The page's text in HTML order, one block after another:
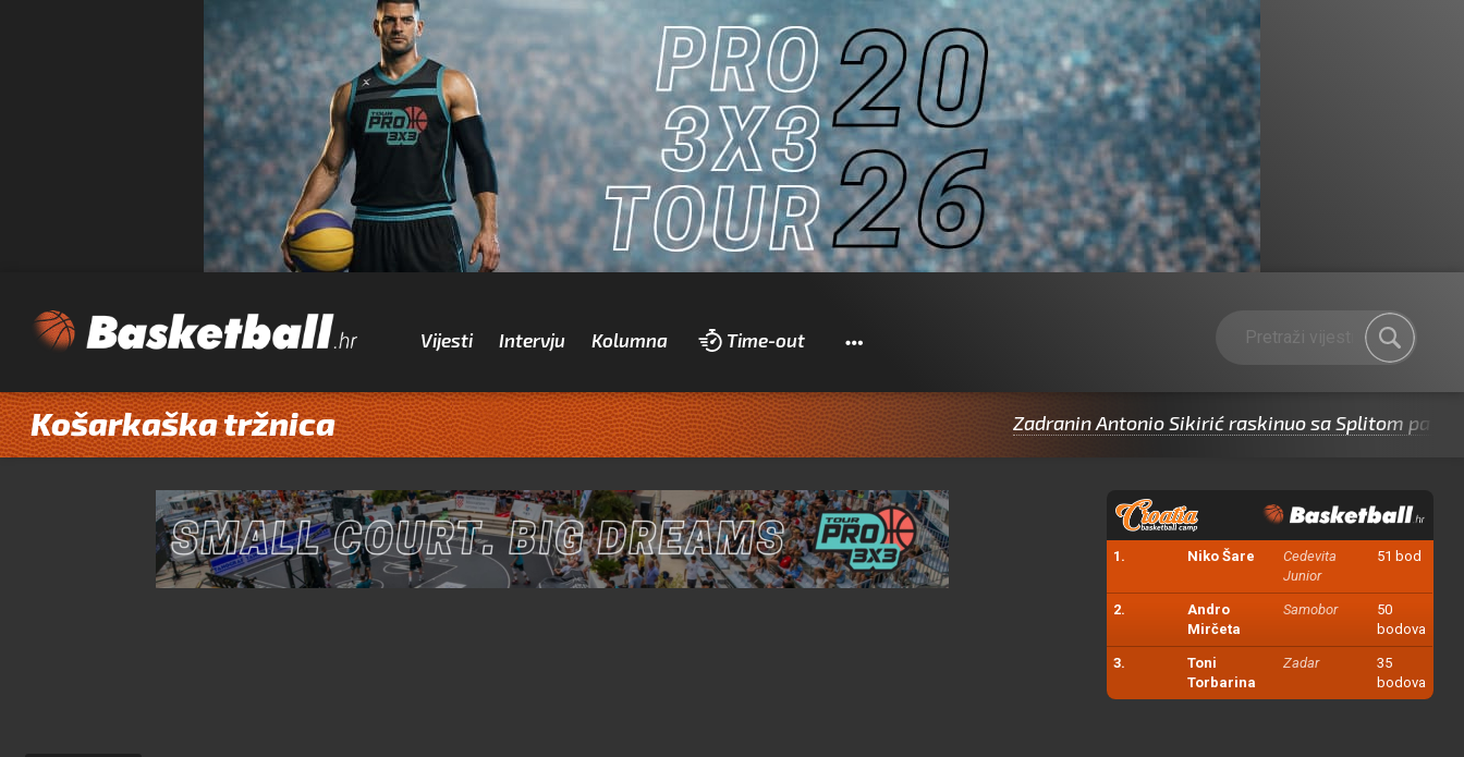
Vijesti Intervju Kolumna Time-out Pretraži
Košarkaška tržnica Zadranin Antonio Sikirić raskinuo sa Splitom pa potpisao
1. Niko Šare
Cedevita
Junior
51 bod
2.
Andro
Mirčeta
Samobor
50
bodova
3.
Toni
Torbarina
Zadar
35
bodova